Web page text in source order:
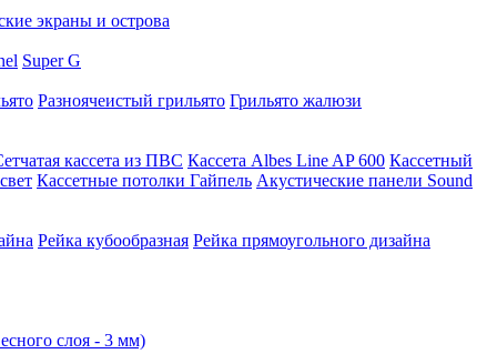
экраны и острова
Super G
Разноячеистый грильято Грильято жалюзи
кассета из ПВС Кассета Albes Line AP 600 Кассетный
Кассетные потолки Гайпель Акустические панели Sound
Рейка кубообразная Рейка прямоугольного дизайна
слоя - 3 мм)